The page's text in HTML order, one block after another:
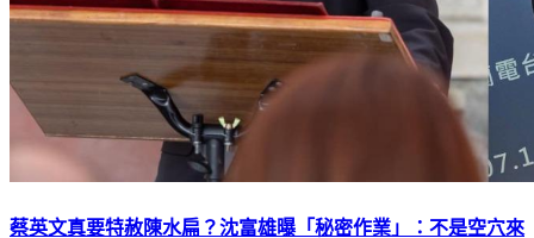
蔡英文真要特赦陳水扁？沈富雄曝「秘密作業」：不是空穴來